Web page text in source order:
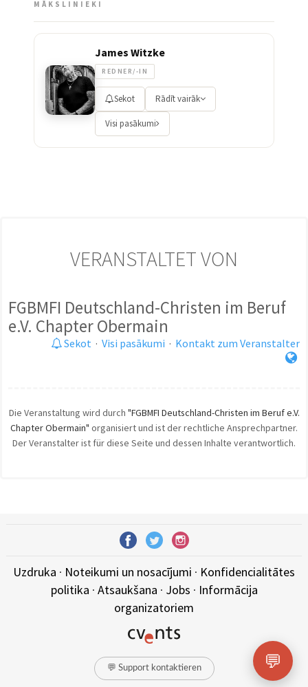
MĀKSLINIEKI
James Witzke
REDNER/-IN
Sekot Rādīt vairāk
Visi pasākumi
VERANSTALTET VON
FGBMFI Deutschland-Christen im Beruf
e.V. Chapter Obermain
Sekot · Visi pasākumi · Kontakt zum Veranstalter
Die Veranstaltung wird durch "FGBMFI Deutschland-Christen im Beruf e.V.
Chapter Obermain" organisiert und ist der rechtliche Ansprechpartner.
Der Veranstalter ist für diese Seite und dessen Inhalte verantwortlich.
Uzdruka · Noteikumi un nosacījumi · Konfidencialitātes
politika · Atsaukšana · Jobs · Informācija
organizatoriem
💬 Support kontaktieren 💬